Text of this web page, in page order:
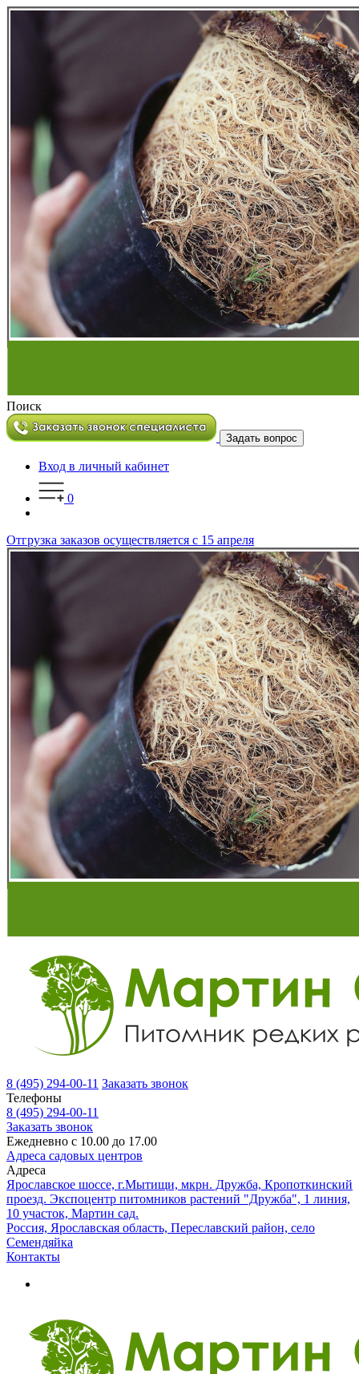
Поиск
Задать вопрос
Вход в личный кабинет
0
Отгрузка заказов осуществляется с 15 апреля
8 (495) 294-00-11 Заказать звонок
Телефоны
8 (495) 294-00-11
Заказать звонок
Ежедневно с 10.00 до 17.00
Адреса садовых центров
Адреса
Ярославское шоссе, г.Мытищи, мкрн. Дружба, Кропоткинский
проезд. Экспоцентр питомников растений "Дружба", 1 линия,
10 участок, Мартин сад.
Россия, Ярославская область, Переславский район, село
Семендяйка
Контакты